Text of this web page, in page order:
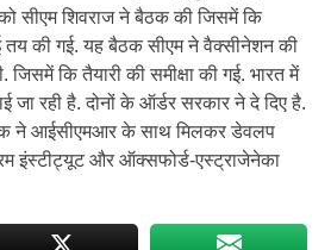
सीएम शिवराज ने बैठक की जिसमें कि
तय की गई. यह बैठक सीएम ने वैक्सीनेशन की
जिसमें कि तैयारी की समीक्षा की गई. भारत में
जा रही है. दोनों के ऑर्डर सरकार ने दे दिए है.
ने आईसीएमआर के साथ मिलकर डेवलप
इंस्टीट्यूट और ऑक्सफोर्ड-एस्ट्राजेनेका